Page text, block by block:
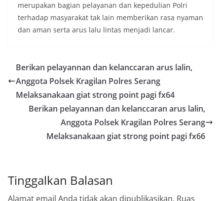
merupakan bagian pelayanan dan kepedulian Polri
terhadap masyarakat tak lain memberikan rasa nyaman
dan aman serta arus lalu lintas menjadi lancar.
Berikan pelayannan dan kelanccaran arus lalin,
Anggota Polsek Kragilan Polres Serang
Melaksanakaan giat strong point pagi fx64
Berikan pelayannan dan kelanccaran arus lalin,
Anggota Polsek Kragilan Polres Serang
Melaksanakaan giat strong point pagi fx66
Tinggalkan Balasan
Alamat email Anda tidak akan dipublikasikan. Ruas